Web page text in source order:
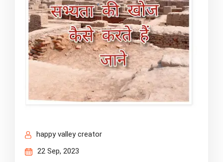
happy valley creator
22 Sep, 2023